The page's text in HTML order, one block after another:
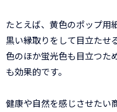
たとえば、黄色のポップ用
黒い縁取りをして目立たせ
色のほか蛍光色も目立つた
も効果的です。
健康や自然を感じさせたい